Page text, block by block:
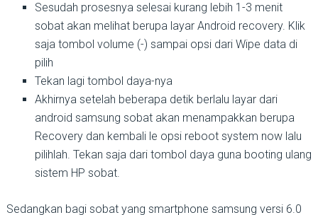
Sesudah prosesnya selesai kurang lebih 1-3 menit
sobat akan melihat berupa layar Android recovery. Klik
saja tombol volume (-) sampai opsi dari Wipe data di
pilih
Tekan lagi tombol daya-nya
Akhirnya setelah beberapa detik berlalu layar dari
android samsung sobat akan menampakkan berupa
Recovery dan kembali le opsi reboot system now lalu
pilihlah. Tekan saja dari tombol daya guna booting ulang
sistem HP sobat.
Sedangkan bagi sobat yang smartphone samsung versi 6.0